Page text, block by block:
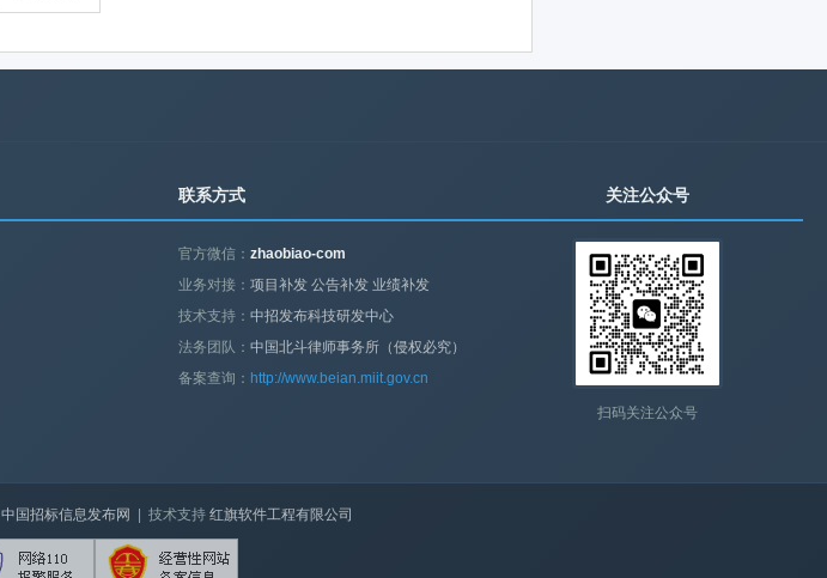
联系方式
官方微信：zhaobiao-com
业务对接：项目补发 公告补发 业绩补发
技术支持：中招发布科技研发中心
法务团队：中国北斗律师事务所（侵权必究）
备案查询： http://www.beian.miit.gov.cn
关注公众号
扫码关注公众号
中国招标信息发布网 | 技术支持 红旗软件工程有限公司